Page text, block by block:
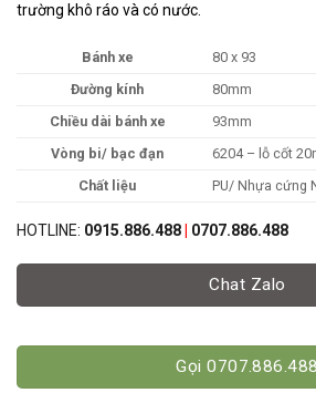
trường khô ráo và có nước.
Bánh xe
80 x 93
Đường kính
80mm
Chiều dài bánh xe
93mm
Vòng bi/ bạc đạn
6204 – lỗ cốt
Chất liệu
PU/ Nhựa cứng
HOTLINE: 0915.886.488 0707.886.488
Chat Zalo
Gọi 0707.886.488